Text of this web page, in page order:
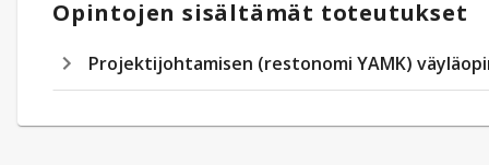
Opintojen sisältämät toteutukset
Projektijohtamisen (restonomi YAMK)